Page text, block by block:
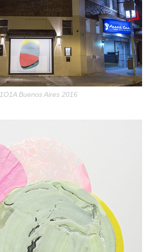
1O1A Buenos Aires 2016